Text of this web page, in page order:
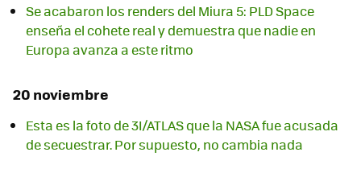
Se acabaron los renders del Miura 5: PLD Space
enseña el cohete real y demuestra que nadie en
Europa avanza a este ritmo
20 noviembre
Esta es la foto de 3I/ATLAS que la NASA fue acusada
de secuestrar. Por supuesto, no cambia nada